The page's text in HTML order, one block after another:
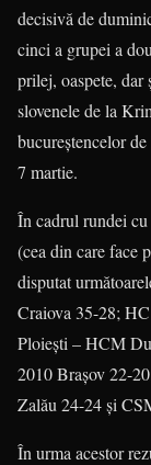
decisivă de
cinci a grupei a
prilej, oaspete, dar
slovenele de la
bucureştencelor
7 martie.
În cadrul rundei
(cea din care face
disputat
Craiova 35-28;
Ploieşti – HCM
2010 Braşov 22-
Zalău 24-24 şi
În urma acestor